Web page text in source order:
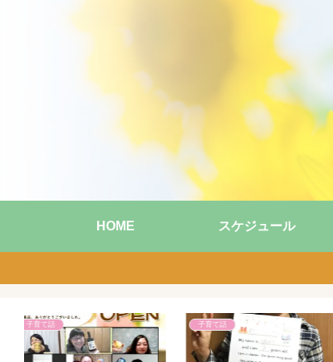
HOME スケジュール
子育て話 子育て話